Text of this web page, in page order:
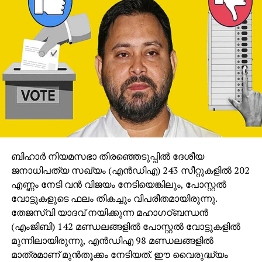
അവര്‍ ആരോപിച്ചു.
അക്രമികള്‍ക്കെതിരെ പരാതി നല്‍കാന്‍ പൊലീസ്
ഇരകളോട് ആവശ്യപ്പെട്ടു. അടുത്ത ദിവസം,
കൃത്യനിര്‍വഹണത്തിലെ വീഴ്ചയ്ക്ക് എട്ട്
ഉദ്യോഗസ്ഥരെ സസ്‌പെന്‍ഡ് ചെയ്യുകയും രവീന്ദ്ര
സിങ് തേല, രോഹിത് ശര്‍മ എന്നീ രണ്ട് പ്രധാന
അക്രമികളെ അറസ്റ്റ് ചെയ്യുകയും ചെയ്തു.
ഇരുവരെയും പിന്നീട് ജാമ്യത്തില്‍ വിട്ടു.
ഗോരക്ഷാ സംഘാം?ഗമായ പ്രാദേശിക ബിജെപി
നേതാവാണ് തേല. പ്രദേശത്തെ പ്രതിഷേധങ്ങള്‍
റിപ്പോര്‍ട്ട് ചെയ്യുന്നതിനിടെ ഒരു
മാധ്യമപ്രവര്‍ത്തകനെ ആക്രമിച്ച സംഭവമുള്‍പ്പെടെ
നിരവധി കേസുകളും ഇയാള്‍ക്കെതിരെയുണ്ട്. ഒരു
ദിവസം കസ്റ്റഡിയിലായിരുന്ന പ്രതികള്‍ക്കെതിരെ
തെളിവില്ലെന്ന് പറഞ്ഞ് അടുത്തദിവസം തന്നെ ജഡ്ജി
ജാമ്യം നല്‍കുകയായിരുന്നു.
ബിഹാര്‍ നിയമസഭാ തിരഞ്ഞെടുപ്പില്‍ ദേശീയ
ജനാധിപത്യ സഖ്യം (എന്‍ഡിഎ) 243 സീറ്റുകളില്‍ 202
എണ്ണം നേടി വന്‍ വിജയം നേടിയെങ്കിലും, പോസ്റ്റല്‍
വോട്ടുകളുടെ ഫലം തികച്ചും വിപരീതമായിരുന്നു.
തേജസ്വി യാദവ് നയിക്കുന്ന മഹാഗഠ്ബന്ധന്‍
(എംജിബി) 142 മണ്ഡലങ്ങളില്‍ പോസ്റ്റല്‍ വോട്ടുകളില്‍
മുന്നിലായിരുന്നു, എന്‍ഡിഎ 98 മണ്ഡലങ്ങളില്‍
മാത്രമാണ് മുന്‍തൂക്കം നേടിയത്. ഈ വൈരുദ്ധ്യം